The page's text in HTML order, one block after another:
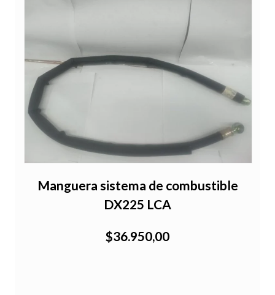
Manguera sistema de combustible
DX225 LCA
$36.950,00